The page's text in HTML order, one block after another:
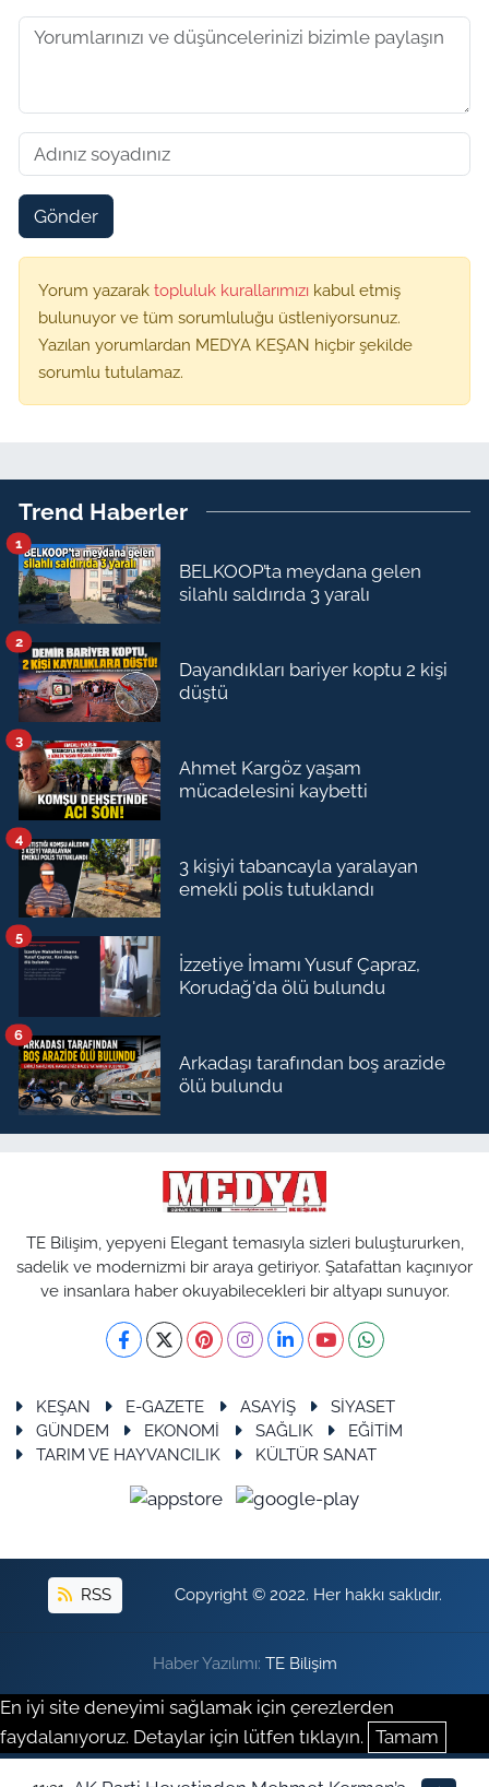
Gönder
Yorum yazarak topluluk kurallarımızı kabul etmiş
bulunuyor ve tüm sorumluluğu üstleniyorsunuz.
Yazılan yorumlardan MEDYA KEŞAN hiçbir şekilde
sorumlu tutulamaz.
Trend Haberler
BELKOOP’ta meydana gelen
silahlı saldırıda 3 yaralı
1
Dayandıkları bariyer koptu 2 kişi
düştü
2
Ahmet Kargöz yaşam
mücadelesini kaybetti
3
3 kişiyi tabancayla yaralayan
emekli polis tutuklandı
4
İzzetiye İmamı Yusuf Çapraz,
Korudağ'da ölü bulundu
5
Arkadaşı tarafından boş arazide
ölü bulundu
6
TE Bilişim, yepyeni Elegant temasıyla sizleri buluştururken,
sadelik ve modernizmi bir araya getiriyor. Şatafattan kaçınıyor
ve insanlara haber okuyabilecekleri bir altyapı sunuyor.
KEŞAN E-GAZETE ASAYİŞ
SİYASET
GÜNDEM
EKONOMİ SAĞLIK
EĞİTİM
TARIM VE HAYVANCILIK
KÜLTÜR SANAT
RSS Copyright © 2022. Her hakkı saklıdır.
Haber Yazılımı: TE Bilişim
En iyi site deneyimi sağlamak için çerezlerden
faydalanıyoruz. Detaylar için lütfen tıklayın. Tamam